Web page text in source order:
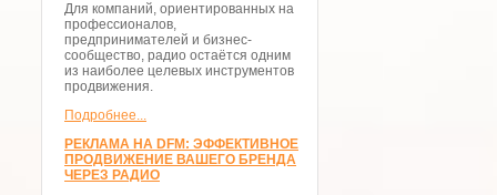
Для компаний, ориентированных на
профессионалов,
предпринимателей и бизнес-
сообщество, радио остаётся одним
из наиболее целевых инструментов
продвижения.
Подробнее...
РЕКЛАМА НА DFM: ЭФФЕКТИВНОЕ
ПРОДВИЖЕНИЕ ВАШЕГО БРЕНДА
ЧЕРЕЗ РАДИО